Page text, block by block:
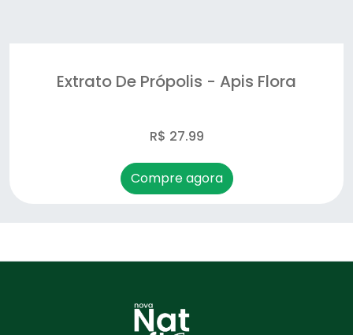
Extrato De Própolis - Apis Flora
R$ 27.99
Compre agora